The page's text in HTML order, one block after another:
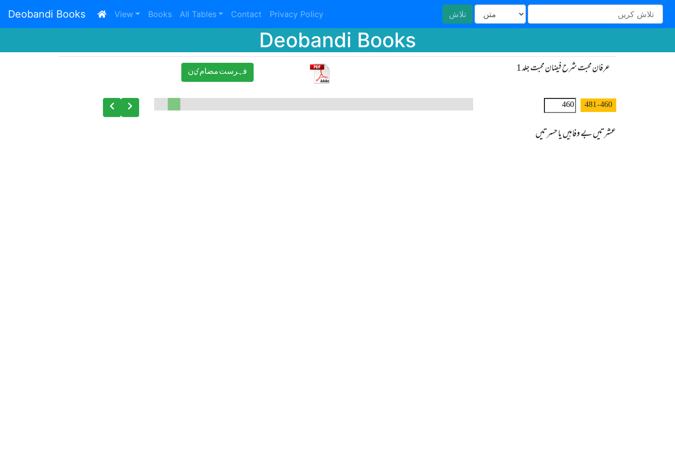
Deobandi Books (current)
View Books All Tables Contact Privacy Policy تلاش
Deobandi Books
عرفان محبت شرح فیضان محبت جلد 1 ﻓﮩﺮﺳﺖ ﻣﻀﺎﻡیﻥ
460
- 481
عشرتیں بے وفاہیں یا حسرتیں